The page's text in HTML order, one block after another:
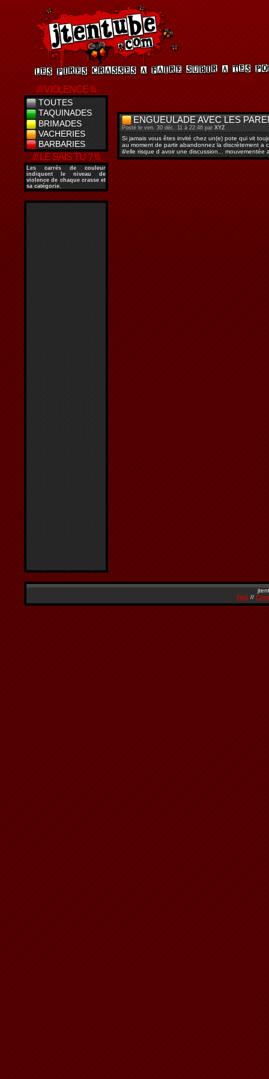
/// VIOLENCE \\\
TOUTES
TAQUINADES
BRIMADES
VACHERIES
BARBARIES
/// LE SAIS TU ? \\\
Les carrés de couleur
indiquent le niveau de
violence de chaque crasse et
sa catégorie.
ENGUEULADE AVEC LES
Posté le ven. 30 déc. 11 à 22:46 par XYZ
Si jamais vous êtes invité chez un(e) pote qui vit
au moment de partir abandonnez la discrètement a
il/elle risque d avoir une discussion... mouvementée
FAQ //